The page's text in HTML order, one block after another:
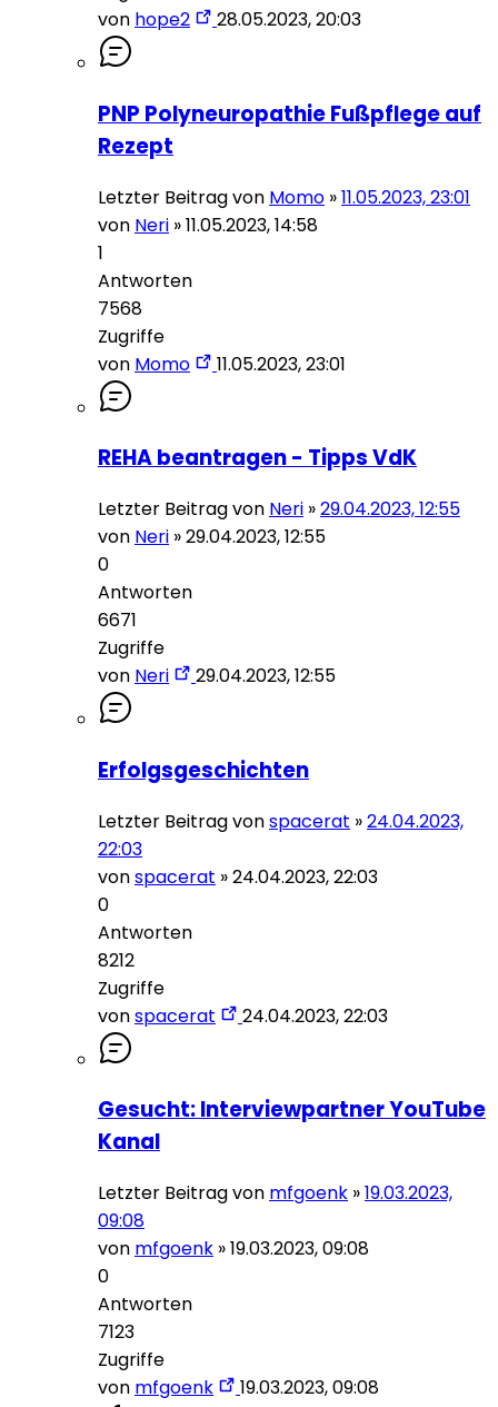
von hope2 28.05.2023, 20:03
PNP Polyneuropathie Fußpflege auf
Rezept
Letzter Beitrag von Momo »11.05.2023, 23:01
von Neri »11.05.2023, 14:58
1
Antworten
7568
Zugriffe
von Momo 11.05.2023, 23:01
REHA beantragen - Tipps VdK
Letzter Beitrag von Neri »29.04.2023, 12:55
von Neri »29.04.2023, 12:55
0
Antworten
6671
Zugriffe
von Neri 29.04.2023, 12:55
Erfolgsgeschichten
Letzter Beitrag vonspacerat »24.04.2023,
22:03
vonspacerat »24.04.2023, 22:03
0
Antworten
8212
Zugriffe
vonspacerat 24.04.2023, 22:03
Gesucht: Interviewpartner YouTube
Kanal
Letzter Beitrag von mfgoenk »19.03.2023,
09:08
von mfgoenk »19.03.2023, 09:08
0
Antworten
7123
Zugriffe
von mfgoenk 19.03.2023, 09:08